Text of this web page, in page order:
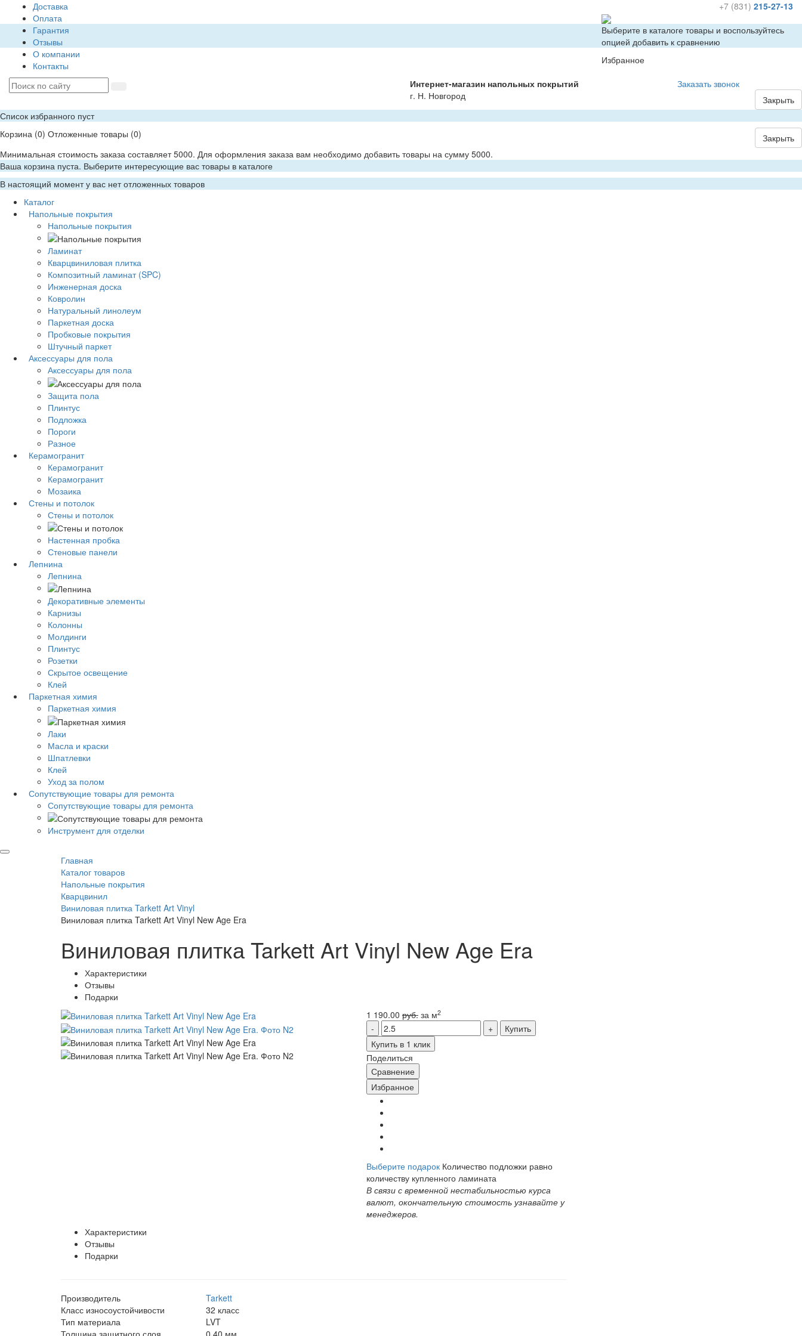
Доставка
Оплата
Гарантия
Отзывы
О компании
Контакты
+7 (831) 215-27-13
Интернет-магазин напольных покрытий
г. Н. Новгород
Заказать звонок
Выберите в каталоге товары и воспользуйтесь
опцией добавить к сравнению
Избранное
Закрыть
Список избранного пуст
Корзина (0) Отложенные товары (0)
Закрыть
Минимальная стоимость заказа составляет 5000. Для оформления заказа вам необходимо добавить товары на сумму 5000.
Ваша корзина пуста. Выберите интересующие вас товары в каталоге
В настоящий момент у вас нет отложенных товаров
Каталог
Напольные покрытия
Напольные покрытия
Ламинат
Кварцвиниловая плитка
Композитный ламинат (SPC)
Инженерная доска
Ковролин
Натуральный линолеум
Паркетная доска
Пробковые покрытия
Штучный паркет
Аксессуары для пола
Аксессуары для пола
Защита пола
Плинтус
Подложка
Пороги
Разное
Керамогранит
Керамогранит
Керамогранит
Мозаика
Стены и потолок
Стены и потолок
Настенная пробка
Стеновые панели
Лепнина
Лепнина
Декоративные элементы
Карнизы
Колонны
Молдинги
Плинтус
Розетки
Скрытое освещение
Клей
Паркетная химия
Паркетная химия
Лаки
Масла и краски
Шпатлевки
Клей
Уход за полом
Сопутствующие товары для ремонта
Сопутствующие товары для ремонта
Инструмент для отделки
Главная
Каталог товаров
Напольные покрытия
Кварцвинил
Виниловая плитка Tarkett Art Vinyl
Виниловая плитка Tarkett Art Vinyl New Age Era
Виниловая плитка Tarkett Art Vinyl New Age Era
Характеристики
Отзывы
Подарки
1 190.00руб.за м2
Купить
Купить в 1 клик
Поделиться
Сравнение
Избранное
Выберите подарок Количество подложки равно
количеству купленного ламината
В связи с временной нестабильностью курса
валют, окончательную стоимость узнавайте у
менеджеров.
Характеристики
Отзывы
Подарки
Производитель
Tarkett
Класс износоустойчивости
32 класс
Тип материала
LVT
Толщина защитного слоя
0,40 мм